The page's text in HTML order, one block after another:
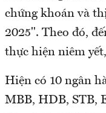
chứng khoán và
2025". Theo đó,
thực hiện niêm
Hiện có 10 ngân
MBB, HDB, STB,